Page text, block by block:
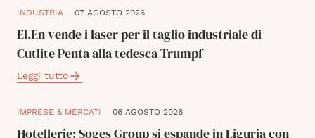
INDUSTRIA 07 AGOSTO 2026
El.En vende i laser per il taglio industriale di
Cutlite Penta alla tedesca Trumpf
Leggi tutto
IMPRESE & MERCATI 06 AGOSTO 2026
Hotellerie: Soges Group si espande in Liguria con